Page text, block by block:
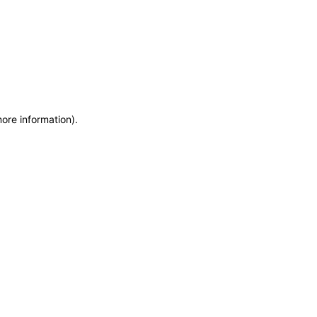
information).